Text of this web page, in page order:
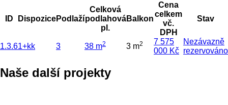
ID DispozicePodlaží
Celková
podlahová
pl.
Balkon
Cena
celkem
vč.
DPH
Stav
1.3.61+kk 3 38 m2 3 m2
7 575
000 Kč
Nezávazně
rezervováno
Naše další projekty